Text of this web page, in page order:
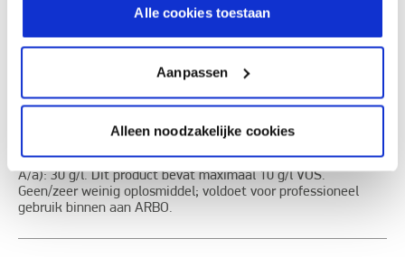
Alle cookies toestaan
Aanpassen
Alleen noodzakelijke cookies
Buiten het bereik van kinderen houden., Inhoud en verpakking
in overeenstemming met lokale, regionale, nationale en/of
internationale regelgeving. Veiligheidsinformatieblad op
verzoek verkrijgbaar., Bevat 1,2-benzisothiazool-3(2H)-on,
reactiemassa (3:1) van: 5-chloor-2-methyl-4-isothiazoline-3-
on en 2-methyl-2H-isothiazool-3-on. Kan een allergische
reactie veroorzaken. EU grenswaarde voor dit product (Cat.
A/a): 30 g/l. Dit product bevat maximaal 10 g/l VOS.
Geen/zeer weinig oplosmiddel; voldoet voor professioneel
gebruik binnen aan ARBO.